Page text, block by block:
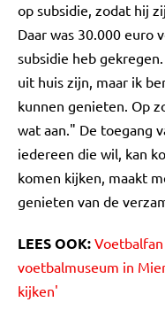
op subsidie, zodat hij
Daar was 30.000 euro
subsidie heb
uit huis zijn, maar ik
kunnen genieten. Op
wat aan." De toegang
iedereen die wil, kan
komen kijken, maakt
genieten van de
LEES OOK:
voetbalmuseum in
kijken'